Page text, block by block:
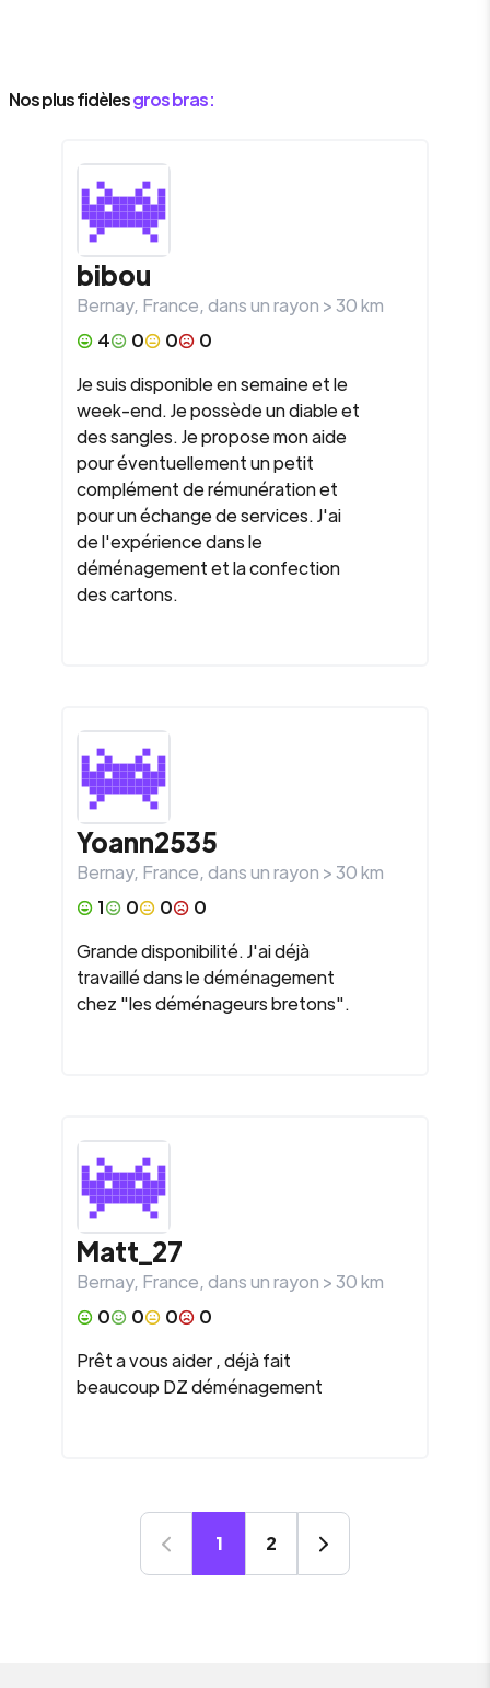
Nos plus fidèlesgros bras :
bibou
Bernay, France, dans un rayon >30km
4
0 0
0
Je suis disponible en semaine et le
week-end. Je possède un diable et
des sangles. Je propose mon aide
pour éventuellement un petit
complément de rémunération et
pour un échange de services. J'ai
de l'expérience dans le
déménagement et la confection
des cartons.
Yoann2535
Bernay, France, dans un rayon >30km
1
0 0
0
Grande disponibilité. J'ai déjà
travaillé dans le déménagement
chez "les déménageurs bretons".
Matt_27
Bernay, France, dans un rayon >30km
0
0 0
0
Prêt a vous aider , déjà fait
beaucoup DZ déménagement
1 2